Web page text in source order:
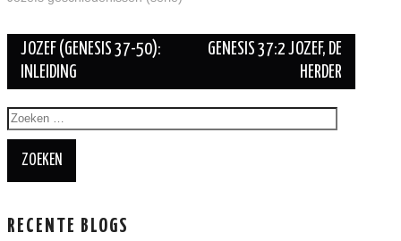
Berichtnavigatie
JOZEF (GENESIS 37-50):
INLEIDING
GENESIS 37:2 JOZEF, DE
HERDER
RECENTE BLOGS